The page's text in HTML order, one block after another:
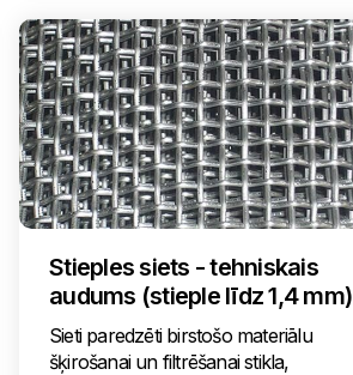
Stieples siets - tehniskais
audums (stieple līdz 1,4 mm)
Sieti paredzēti birstošo materiālu
šķirošanai un filtrēšanai stikla,